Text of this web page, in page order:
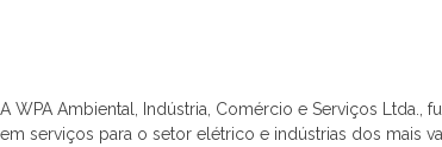
A WPA Ambiental, Indústria, Comércio e Serviços
em serviços para o setor elétrico e indústrias dos mais